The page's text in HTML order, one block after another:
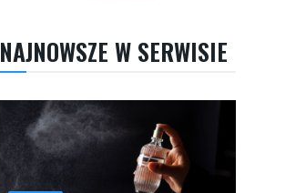
NAJNOWSZE W SERWISIE